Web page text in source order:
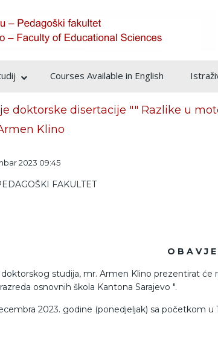
Courses Available in English
doktorske disertacije "" Razlike u
Klino
2023 09:45
FAKULTET
O B A V J
studija, mr. Armen Klino prezentirat
osnovnih škola Kantona Sarajevo ".
2023. godine (ponedjeljak) sa početkom